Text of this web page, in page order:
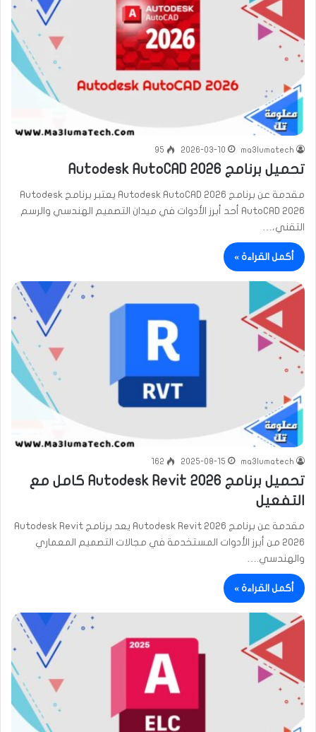
ma3lumatech
2026-03-10
95
تحميل برنامج Autodesk AutoCAD 2026
مقدمة عن برنامج Autodesk AutoCAD 2026 يعتبر برنامج Autodesk
AutoCAD 2026 أحد أبرز الأدوات في ميدان التصميم الهندسي والرسم
التقني،…
أكمل القراءة »
ma3lumatech
2025-08-15
162
تحميل برنامج Autodesk Revit 2026 كامل مع
التفعيل
مقدمة عن برنامج Autodesk Revit 2026 يعد برنامج Autodesk Revit
2026 من أبرز الأدوات المستخدمة في مجالات التصميم المعماري
والهندسي.…
أكمل القراءة »